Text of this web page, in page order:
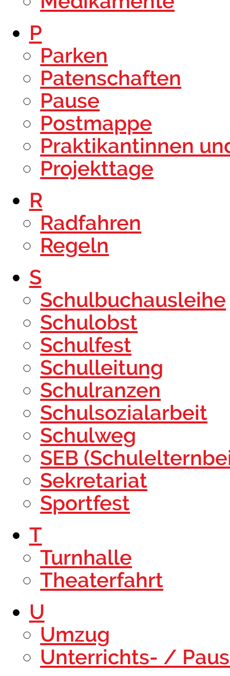
P
Parken
Patenschaften
Pause
Postmappe
Praktikantinnen
Projekttage
R
Radfahren
Regeln
S
Schulbuchausleihe
Schulobst
Schulfest
Schulleitung
Schulranzen
Schulsozialarbeit
Schulweg
SEB
Sekretariat
Sportfest
T
Turnhalle
Theaterfahrt
U
Umzug
Unterrichts- /